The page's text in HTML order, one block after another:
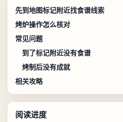
先到地图标记附近找食谱线索
烤炉操作怎么核对
常见问题
到了标记附近没有食谱
烤制后没有成就
相关攻略
阅读进度